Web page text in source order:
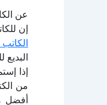
عن
إن
إذا
أفضل